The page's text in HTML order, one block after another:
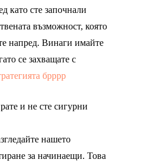
като сте започнали
възможност, която
напред. Винаги имайте
се захващате с
брррр
и не сте сигурни
нашето
за начинаещи. Това